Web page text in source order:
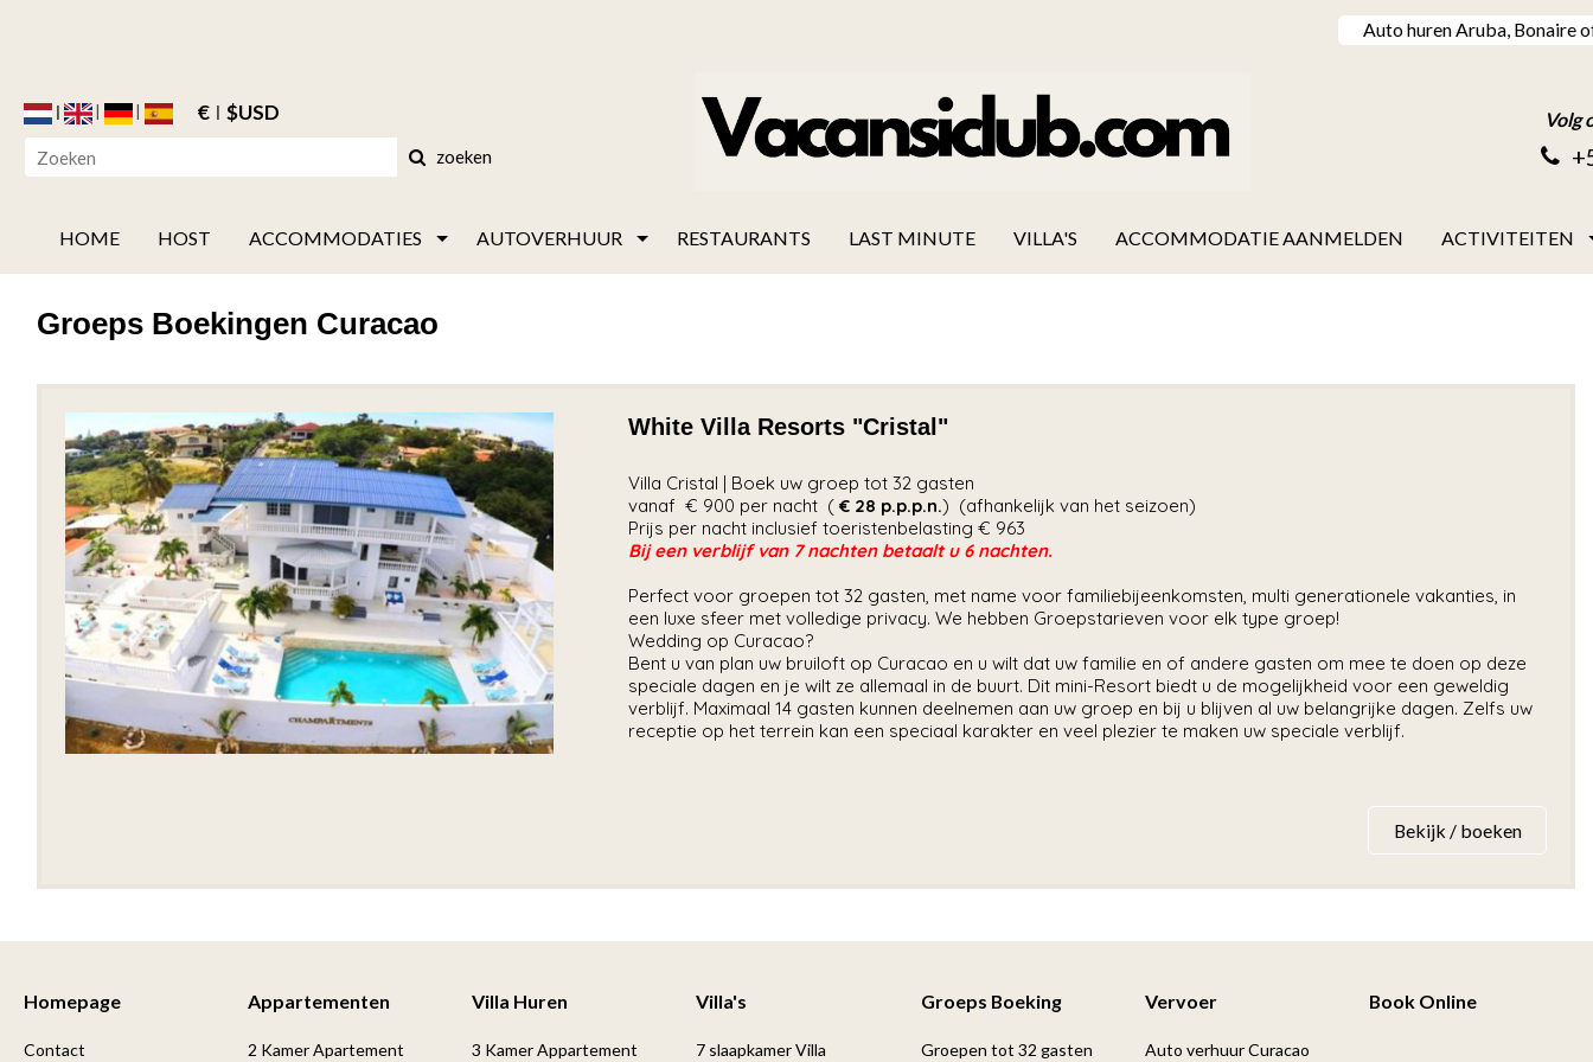
Auto huren Aruba, Bonaire
€ $USD
zoeken
Volg
HOME HOST ACCOMMODATIES AUTOVERHUUR RESTAURANTS LAST MINUTE VILLA'S ACCOMMODATIE AANMELDEN ACTIVITEITEN
Groeps Boekingen Curacao
White Villa Resorts "Cristal"
Villa Cristal | Boek uw groep tot 32 gasten
vanaf € 900 per nacht ( € 28 p.p.p.n.) (afhankelijk van het seizoen)
Prijs per nacht inclusief toeristenbelasting € 963
Bij een verblijf van 7 nachten betaalt u 6 nachten.
Perfect voor groepen tot 32 gasten, met name voor familiebijeenkomsten, multi generationele vakanties, in
een luxe sfeer met volledige privacy. We hebben Groepstarieven voor elk type groep!
Wedding op Curacao?
Bent u van plan uw bruiloft op Curacao en u wilt dat uw familie en of andere gasten om mee te doen op deze
speciale dagen en je wilt ze allemaal in de buurt. Dit mini-Resort biedt u de mogelijkheid voor een geweldig
verblijf. Maximaal 14 gasten kunnen deelnemen aan uw groep en bij u blijven al uw belangrijke dagen. Zelfs uw
receptie op het terrein kan een speciaal karakter en veel plezier te maken uw speciale verblijf.
Bekijk / boeken
Homepage
Contact
Appartementen
2 Kamer Apartement
Villa Huren
3 Kamer Appartement
Villa's
7 slaapkamer Villa
Groeps Boeking
Groepen tot 32 gasten
Vervoer
Auto verhuur Curacao
Book Online